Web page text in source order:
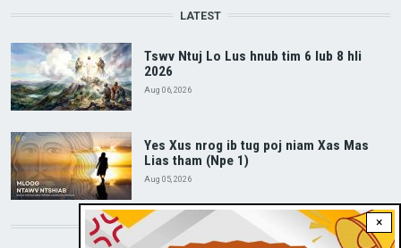
×
LATEST
Tswv Ntuj Lo Lus hnub tim 6 lub 8 hli
2026
Aug 06, 2026
Yes Xus nrog ib tug poj niam Xas Mas
Lias tham (Npe 1)
Aug 05, 2026
DOWNLOAD RVA APP